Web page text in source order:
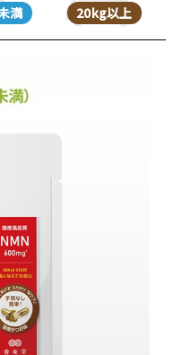
満 20kg以上